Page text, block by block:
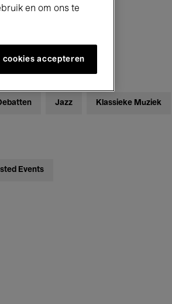
Jazz Klassieke Muziek
Events
en om ons te
cookies accepteren